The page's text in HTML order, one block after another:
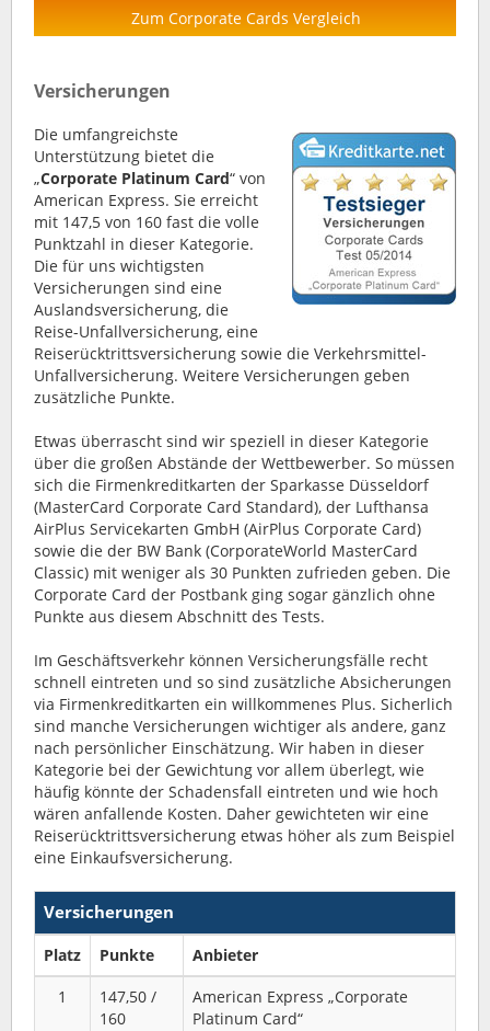
Zum Corporate Cards Vergleich
Versicherungen
Die umfangreichste
Unterstützung bietet die
„Corporate Platinum Card“ von
American Express. Sie erreicht
mit 147,5 von 160 fast die volle
Punktzahl in dieser Kategorie.
Die für uns wichtigsten
Versicherungen sind eine
Auslandsversicherung, die
Reise-Unfallversicherung, eine
Reiserücktrittsversicherung sowie die Verkehrsmittel-
Unfallversicherung. Weitere Versicherungen geben
zusätzliche Punkte.
Etwas überrascht sind wir speziell in dieser Kategorie
über die großen Abstände der Wettbewerber. So müssen
sich die Firmenkreditkarten der Sparkasse Düsseldorf
(MasterCard Corporate Card Standard), der Lufthansa
AirPlus Servicekarten GmbH (AirPlus Corporate Card)
sowie die der BW Bank (CorporateWorld MasterCard
Classic) mit weniger als 30 Punkten zufrieden geben. Die
Corporate Card der Postbank ging sogar gänzlich ohne
Punkte aus diesem Abschnitt des Tests.
Im Geschäftsverkehr können Versicherungsfälle recht
schnell eintreten und so sind zusätzliche Absicherungen
via Firmenkreditkarten ein willkommenes Plus. Sicherlich
sind manche Versicherungen wichtiger als andere, ganz
nach persönlicher Einschätzung. Wir haben in dieser
Kategorie bei der Gewichtung vor allem überlegt, wie
häufig könnte der Schadensfall eintreten und wie hoch
wären anfallende Kosten. Daher gewichteten wir eine
Reiserücktrittsversicherung etwas höher als zum Beispiel
eine Einkaufsversicherung.
Versicherungen
Platz Punkte
Anbieter
1
147,50 /
160
American Express „Corporate
Platinum Card“